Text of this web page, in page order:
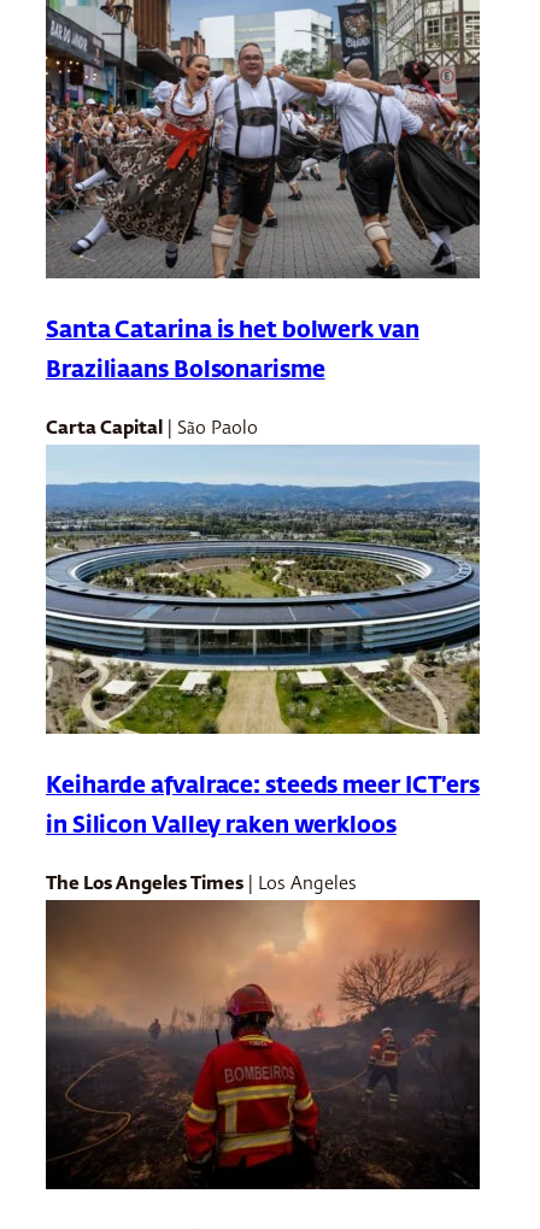
Santa Catarina is het bolwerk van
Braziliaans Bolsonarisme
Carta Capital | São Paolo
Keiharde afvalrace: steeds meer ICT’ers
in Silicon Valley raken werkloos
The Los Angeles Times | Los Angeles